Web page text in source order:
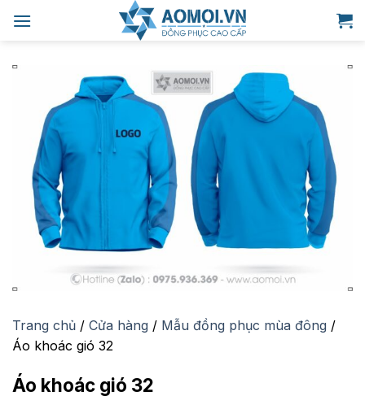
qua
dung
Trang chủ / Cửa hàng / Mẫu đồng phục mùa đông /
Áo khoác gió 32
Áo khoác gió 32